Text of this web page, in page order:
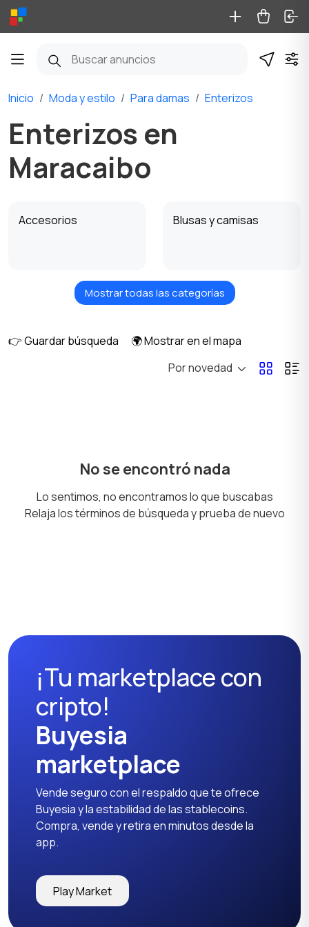
Inicio Moda y estilo Para damas Enterizos
Enterizos en
Maracaibo
Accesorios Blusas y camisas
Para futuras mamás Ropa de abrigo
Suéteres y sudaderas
Camisetas y tops Pantalones y shorts
Mostrar todas las categorías
👉 Guardar búsqueda
🌍 Mostrar en el mapa
Por novedad
No se encontró nada
Lo sentimos, no encontramos lo que buscabas
Relaja los términos de búsqueda y prueba de nuevo
¡Tu marketplace con
cripto!
Buyesia
marketplace
Vende seguro con el respaldo que te ofrece
Buyesia y la estabilidad de las stablecoins.
Compra, vende y retira en minutos desde la
app.
Play Market